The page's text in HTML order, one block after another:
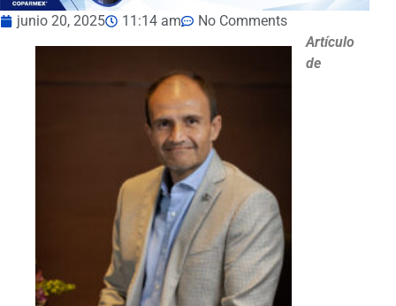
junio 20, 2025 11:14 am
No Comments
Artículo
de